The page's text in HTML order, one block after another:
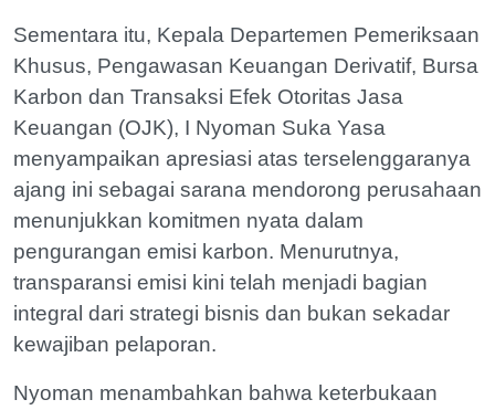
Sementara itu, Kepala Departemen Pemeriksaan
Khusus, Pengawasan Keuangan Derivatif, Bursa
Karbon dan Transaksi Efek Otoritas Jasa
Keuangan (OJK), I Nyoman Suka Yasa
menyampaikan apresiasi atas terselenggaranya
ajang ini sebagai sarana mendorong perusahaan
menunjukkan komitmen nyata dalam
pengurangan emisi karbon. Menurutnya,
transparansi emisi kini telah menjadi bagian
integral dari strategi bisnis dan bukan sekadar
kewajiban pelaporan.
Nyoman menambahkan bahwa keterbukaan